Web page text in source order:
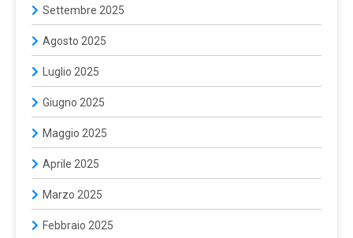
Settembre 2025
Agosto 2025
Luglio 2025
Giugno 2025
Maggio 2025
Aprile 2025
Marzo 2025
Febbraio 2025